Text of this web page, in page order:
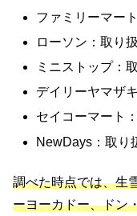
ファミリーマー
ローソン：取り
ミニストップ：
デイリーヤマザ
セイコーマート
NewDays：取り
調べた時点では、生
ーヨーカドー、ドン